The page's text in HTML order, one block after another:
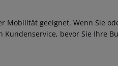
Mobilität geeignet. Wenn Sie
bevor Sie Ihre